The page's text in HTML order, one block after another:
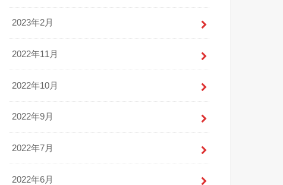
2023年2月
2022年11月
2022年10月
2022年9月
2022年7月
2022年6月